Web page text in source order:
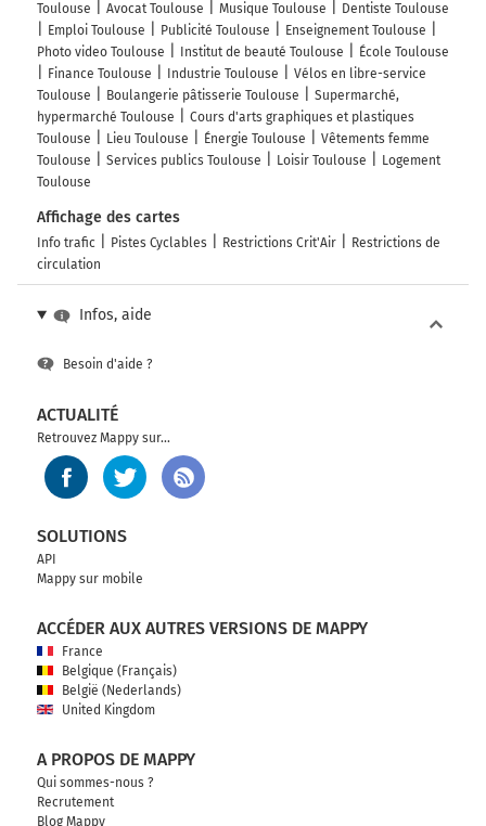
Toulouse
Avocat Toulouse Musique Toulouse
Dentiste Toulouse
Emploi Toulouse
Publicité Toulouse
Enseignement Toulouse
Photo video Toulouse
Institut de beauté Toulouse
École Toulouse
Finance Toulouse
Industrie Toulouse
Vélos en libre-service
Toulouse
Boulangerie pâtisserie Toulouse
Supermarché,
hypermarché Toulouse
Cours d'arts graphiques et plastiques
Toulouse
Lieu Toulouse Énergie Toulouse
Vêtements femme
Toulouse
Services publics Toulouse Loisir Toulouse
Logement
Toulouse
Affichage des cartes
Info trafic Pistes Cyclables Restrictions Crit'Air
Restrictions de
circulation
Infos, aide
Besoin d'aide ?
ACTUALITÉ
Retrouvez Mappy sur...
SOLUTIONS
API
Mappy sur mobile
ACCÉDER AUX AUTRES VERSIONS DE MAPPY
France
Belgique (Français)
België (Nederlands)
United Kingdom
A PROPOS DE MAPPY
Qui sommes-nous ?
Recrutement
Blog Mappy